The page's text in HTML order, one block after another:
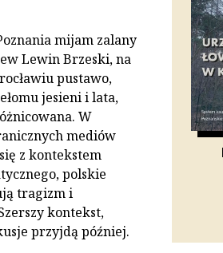
mijam zalany
Lewin Brzeski, na
pustawo,
jesieni i lata,
W
mediów
z kontekstem
polskie
tragizm i
kontekst,
przyjdą później.